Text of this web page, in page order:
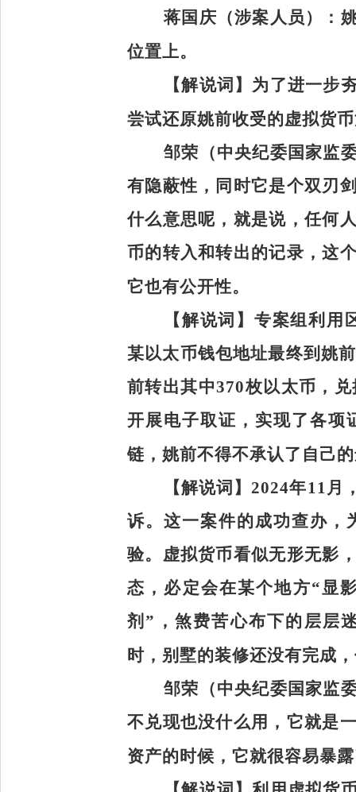
蒋国庆（涉案人员）：
位置上。
【解说词】 为了进一步
尝试还原姚前收受的虚拟货
邹荣（中央纪委国家监
有隐蔽性，同时它是个双刃
什么意思呢，就是说，任何
币的转入和转出的记录，这
它也有公开性。
【解说词】 专案组利用
某以太币钱包地址最终到姚
前转出其中370枚以太币，
开展电子取证，实现了各项
链，姚前不得不承认了自己
【解说词】2024年11月
诉。这一案件的成功查办，
验。虚拟货币看似无形无影
态，必定会在某个地方“显
剂”，煞费苦心布下的层层
时，别墅的装修还没有完成
邹荣（中央纪委国家监
不兑现也没什么用，它就是
资产的时候，它就很容易暴